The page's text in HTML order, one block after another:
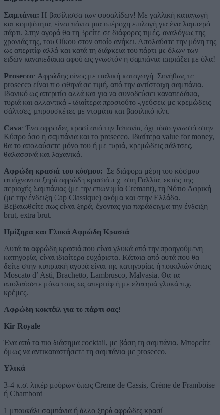
Σαμπάνια: H βασίλισσα των φυσαλίδων! Με γαλλική καταγωγή
και κομψότητα, είναι πάντα μια υπέροχη επιλογή για ένα λαμπερό
πάρτι. Στην αγορά θα τη βρείτε σε διάφορες τιμές, αναλόγως της
χρονιάς της, του Οίκου στον οποίο ανήκει. Απολαύστε την μόνη της
ως απεριτίφ αλλά και κατά τη διάρκεια του πάρτι με όλων των
ειδών καναπεδάκια αφού ως γνωστόν η σαμπάνια ταιριάζει με όλα!
Prosecco: Αφρώδης οίνος με ιταλική καταγωγή. Συνήθως τα
prosecco είναι πιο φθηνά σε τιμή, από την αντίστοιχη σαμπάνια.
Ιδανικό ως απεριτίφ αλλά και για να συνοδεύσει καναπεδάκια,
τυριά και αλλαντικά - ιδιαίτερα προσιούτο -,γεύσεις με κρεμώδεις
σάλτσες, μπρουσκέτες με ντομάτα και βασιλικό κλπ.
Cava: Ένα αφρώδες κρασί από την Ισπανία, όχι τόσο γνωστό στην
Κύπρο όσο η σαμπάνια και το prosecco. Ιδιαίτερα value for money,
θα το απολαύσετε μόνο του ή με τυριά, κρεμώδεις σάλτσες,
θαλασσινά και λαχανικά.
Αφρώδη κρασιά του κόσμου: Σε διάφορα μέρη του κόσμου
φτιάχνονται ξηρά αφρώδη κρασιά π.χ. στη Γαλλία, εκτός της
περιοχής Σαμπάνιας (με την επωνυμία Cremant), τη Νότιο Αφρική
(με την ένδειξη Cap Classique) ακόμα και στην Ελλάδα.
Βεβαιωθείτε πως είναι ξηρά, έχοντας για παράδειγμα την ένδειξη
brut, extra brut.
Ημίξηρα και Γλυκά Αφρώδη Κρασιά
Αυτά τα αφρώδη κρασιά που είναι γλυκά από την προηγούμενη
κατηγορία, είναι ιδιαίτερα ευχάριστα. Κάποια από αυτά που θα
δείτε στην κυπριακή αγορά είναι της κατηγορίας ή ποικιλιών όπως
Moscato d’ Asti, Brachetto, Lambrusco, Malvasia. Θα τα
απολαύσετε μόνα τους ως απεριτίφ ή με ελαφριά γλυκά π.χ.
κρέμες.
Αφρώδη κοκτέιλ για το πάρτι σας!
Kir Royale
Ένα από τα πιο διάσημα cocktail, με βάση τη σαμπάνια. Μπορείτε
όμως να αντικαταστήσετε τη σαμπάνια με prosecco.
Υλικά
3-4 κ.σ. λικέρ μούρων όπως Creme de Cassis, Crème de Framboise
ή Chambord
1 μπουκάλι σαμπάνια ή άλλο ξηρό αφρώδες κρασί